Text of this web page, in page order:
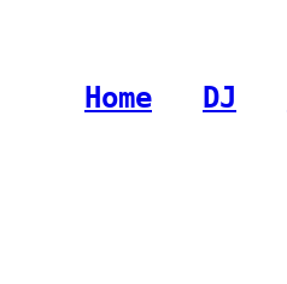
Home DJ